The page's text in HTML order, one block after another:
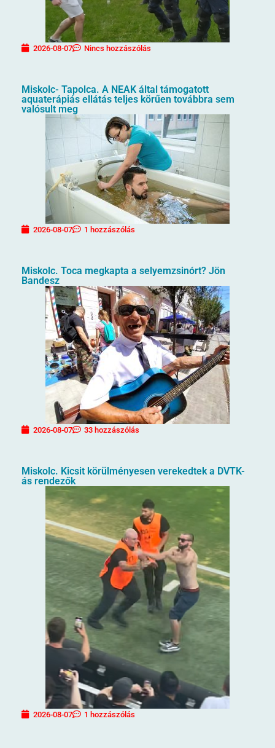
2026-08-07 Nincs hozzászólás
Miskolc- Tapolca. A NEAK által támogatott
aquaterápiás ellátás teljes körűen továbbra sem
valósult meg
2026-08-07 1 hozzászólás
Miskolc. Toca megkapta a selyemzsinórt? Jön
Bandesz
2026-08-07 33 hozzászólás
Miskolc. Kicsit körülményesen verekedtek a DVTK-
ás rendezők
2026-08-07 1 hozzászólás